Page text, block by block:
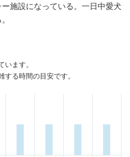
施設になっている。一日中愛犬
ます。
る時間の目安です。